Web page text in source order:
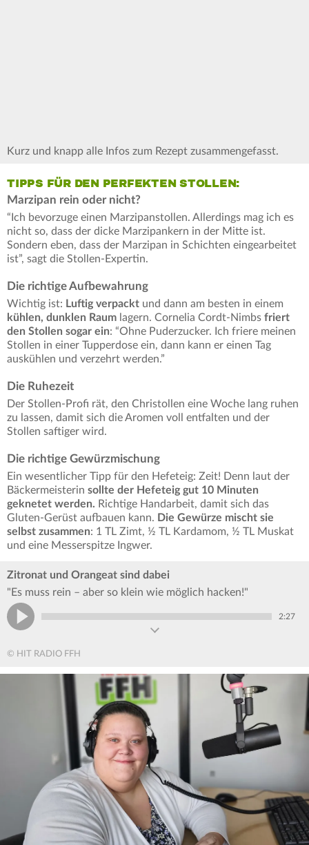
Kurz und knapp alle Infos zum Rezept zusammengefasst.
TIPPS FÜR DEN PERFEKTEN STOLLEN:
Marzipan rein oder nicht?
“Ich bevorzuge einen Marzipanstollen. Allerdings mag ich es
nicht so, dass der dicke Marzipankern in der Mitte ist.
Sondern eben, dass der Marzipan in Schichten eingearbeitet
ist”, sagt die Stollen-Expertin.
Die richtige Aufbewahrung
Wichtig ist: Luftig verpackt und dann am besten in einem
kühlen, dunklen Raum lagern. Cornelia Cordt-Nimbs friert
den Stollen sogar ein: “Ohne Puderzucker. Ich friere meinen
Stollen in einer Tupperdose ein, dann kann er einen Tag
auskühlen und verzehrt werden.”
Die Ruhezeit
Der Stollen-Profi rät, den Christollen eine Woche lang ruhen
zu lassen, damit sich die Aromen voll entfalten und der
Stollen saftiger wird.
Die richtige Gewürzmischung
Ein wesentlicher Tipp für den Hefeteig: Zeit! Denn laut der
Bäckermeisterin sollte der Hefeteig gut 10 Minuten
geknetet werden. Richtige Handarbeit, damit sich das
Gluten-Gerüst aufbauen kann. Die Gewürze mischt sie
selbst zusammen: 1 TL Zimt, ½ TL Kardamom, ½ TL Muskat
und eine Messerspitze Ingwer.
Zitronat und Orangeat sind dabei
"Es muss rein – aber so klein wie möglich hacken!"
2:27
© HIT RADIO FFH